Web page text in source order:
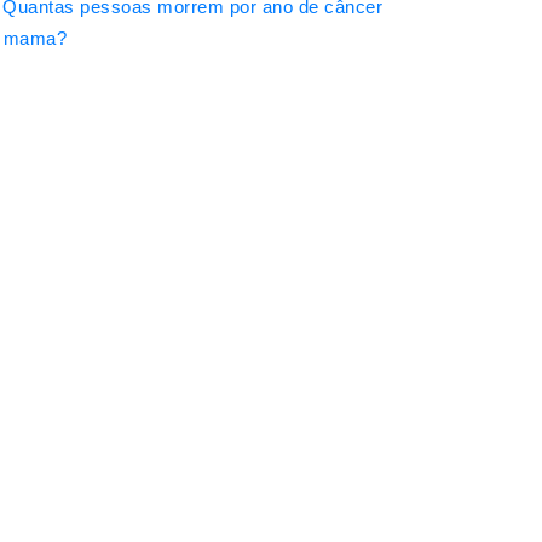
Quantas pessoas morrem por ano de câncer